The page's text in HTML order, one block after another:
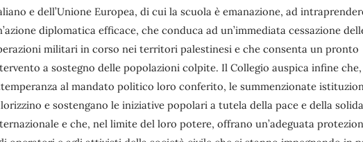
e dell’Unione Europea, di cui la scuola è emanazione, ad
diplomatica efficace, che conduca ad un’immediata cessazione
militari in corso nei territori palestinesi e che consenta un pronto
a sostegno delle popolazioni colpite. Il Collegio auspica infine
al mandato politico loro conferito, le summenzionate
e sostengano le iniziative popolari a tutela della pace e della
e che, nel limite del loro potere, offrano un’adeguata